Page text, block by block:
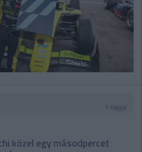
1 napja
közel egy másodpercet